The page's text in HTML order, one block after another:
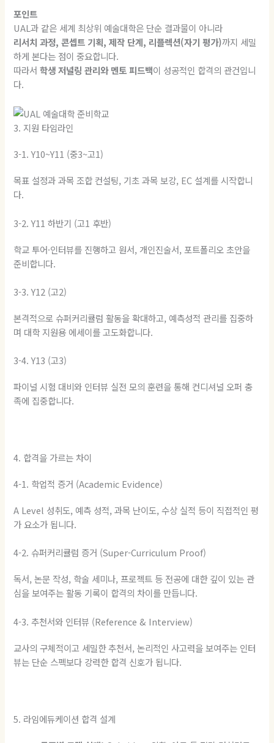
포인트
UAL과 같은 세계 최상위 예술대학은 단순 결과물이 아니라
리서치 과정, 콘셉트 기획, 제작 단계, 리플렉션(자기 평가)까지 세밀
하게 본다는 점이 중요합니다.
따라서학생 저널링 관리와 멘토 피드백이 성공적인 합격의 관건입니
다.
3. 지원 타임라인
3-1. Y10~Y11 (중3~고1)
목표 설정과 과목 조합 컨설팅, 기초 과목 보강, EC 설계를 시작합니
다.
3-2. Y11 하반기 (고1 후반)
학교 투어·인터뷰를 진행하고 원서, 개인진술서, 포트폴리오 초안을
준비합니다.
3-3. Y12 (고2)
본격적으로 슈퍼커리큘럼 활동을 확대하고, 예측성적 관리를 집중하
며 대학 지원용 에세이를 고도화합니다.
3-4. Y13 (고3)
파이널 시험 대비와 인터뷰 실전 모의 훈련을 통해 컨디셔널 오퍼 충
족에 집중합니다.
4. 합격을 가르는 차이
4-1. 학업적 증거 (Academic Evidence)
A Level 성취도, 예측 성적, 과목 난이도, 수상 실적 등이 직접적인 평
가 요소가 됩니다.
4-2. 슈퍼커리큘럼 증거 (Super-Curriculum Proof)
독서, 논문 작성, 학술 세미나, 프로젝트 등 전공에 대한 깊이 있는 관
심을 보여주는 활동 기록이 합격의 차이를 만듭니다.
4-3. 추천서와 인터뷰 (Reference & Interview)
교사의 구체적이고 세밀한 추천서, 논리적인 사고력을 보여주는 인터
뷰는 단순 스펙보다 강력한 합격 신호가 됩니다.
5. 라임에듀케이션 합격 설계